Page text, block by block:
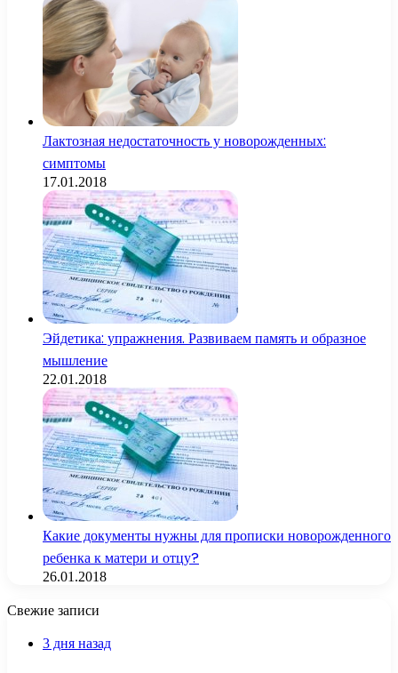
Лактозная недостаточность у новорожденных:
симптомы
17.01.2018
Эйдетика: упражнения. Развиваем память и образное
мышление
22.01.2018
Какие документы нужны для прописки новорожденного
ребенка к матери и отцу?
26.01.2018
Свежие записи
3 дня назад